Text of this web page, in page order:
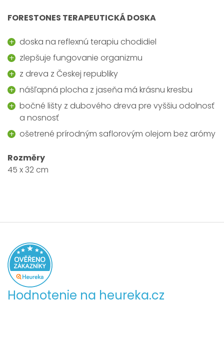
FORESTONES TERAPEUTICKÁ DOSKA
doska na reflexnú terapiu chodidiel
zlepšuje fungovanie organizmu
z dreva z Českej republiky
nášľapná plocha z jaseňa má krásnu kresbu
bočné lišty z dubového dreva pre vyššiu odolnosť
a nosnosť
ošetrené prírodným saflorovým olejom bez arómy
Rozměry
45 x 32 cm
Hodnotenie na heureka.cz